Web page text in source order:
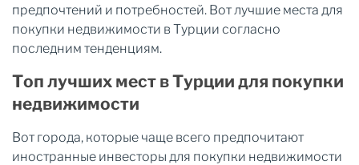
предпочтений и потребностей. Вот лучшие места для
покупки недвижимости в Турции согласно
последним тенденциям.
Топ лучших мест в Турции для покупки
недвижимости
Вот города, которые чаще всего предпочитают
иностранные инвесторы для покупки недвижимости